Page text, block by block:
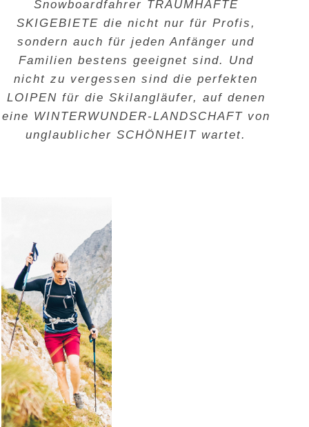
Snowboardfahrer TRAUMHAFTE
SKIGEBIETE die nicht nur für Profis,
sondern auch für jeden Anfänger und
Familien bestens geeignet sind. Und
nicht zu vergessen sind die perfekten
LOIPEN für die Skilangläufer, auf denen
eine WINTERWUNDER-LANDSCHAFTvon
unglaublicherSCHÖNHEIT wartet.